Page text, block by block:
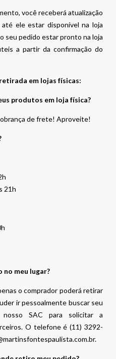
você receberá atualização
ele estar disponível na loja
seu pedido estar pronto na loja
a partir da confirmação do
em lojas físicas:
produtos em loja física?
de frete! Aproveite!
21h
meu lugar?
o comprador poderá retirar
ir pessoalmente buscar seu
SAC para solicitar a
O telefone é (11) 3292-